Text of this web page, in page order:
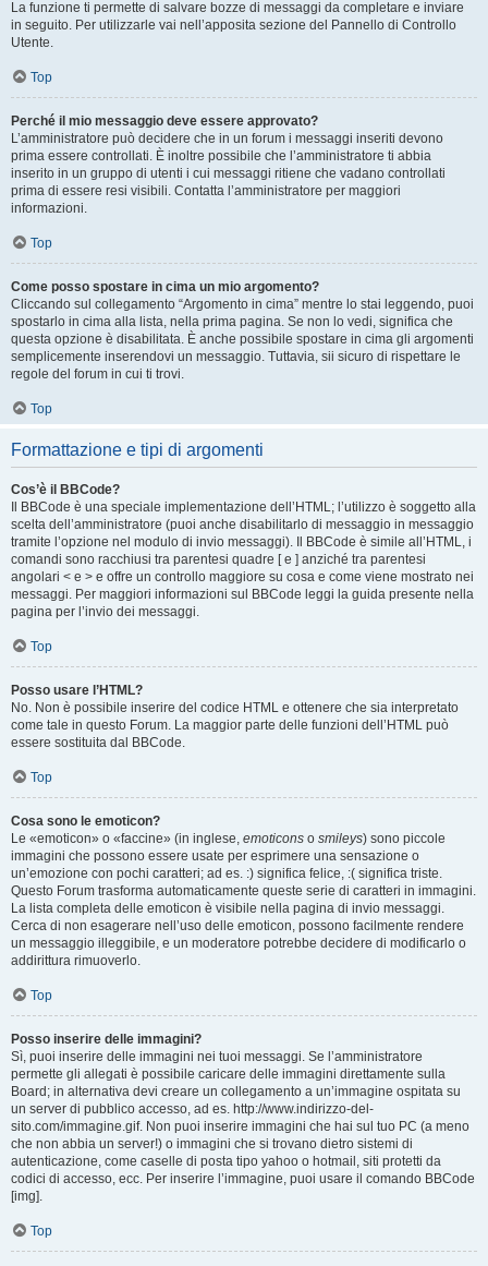
La funzione ti permette di salvare bozze di messaggi da completare e inviare
in seguito. Per utilizzarle vai nell’apposita sezione del Pannello di Controllo
Utente.
Top
Perché il mio messaggio deve essere approvato?
L’amministratore può decidere che in un forum i messaggi inseriti devono
prima essere controllati. È inoltre possibile che l’amministratore ti abbia
inserito in un gruppo di utenti i cui messaggi ritiene che vadano controllati
prima di essere resi visibili. Contatta l’amministratore per maggiori
informazioni.
Top
Come posso spostare in cima un mio argomento?
Cliccando sul collegamento “Argomento in cima” mentre lo stai leggendo, puoi
spostarlo in cima alla lista, nella prima pagina. Se non lo vedi, significa che
questa opzione è disabilitata. È anche possibile spostare in cima gli argomenti
semplicemente inserendovi un messaggio. Tuttavia, sii sicuro di rispettare le
regole del forum in cui ti trovi.
Top
Formattazione e tipi di argomenti
Cos’è il BBCode?
Il BBCode è una speciale implementazione dell’HTML; l’utilizzo è soggetto alla
scelta dell’amministratore (puoi anche disabilitarlo di messaggio in messaggio
tramite l’opzione nel modulo di invio messaggi). Il BBCode è simile all’HTML, i
comandi sono racchiusi tra parentesi quadre [ e ] anziché tra parentesi
angolari < e > e offre un controllo maggiore su cosa e come viene mostrato nei
messaggi. Per maggiori informazioni sul BBCode leggi la guida presente nella
pagina per l’invio dei messaggi.
Top
Posso usare l’HTML?
No. Non è possibile inserire del codice HTML e ottenere che sia interpretato
come tale in questo Forum. La maggior parte delle funzioni dell’HTML può
essere sostituita dal BBCode.
Top
Cosa sono le emoticon?
Le «emoticon» o «faccine» (in inglese, emoticons o smileys) sono piccole
immagini che possono essere usate per esprimere una sensazione o
un’emozione con pochi caratteri; ad es. :) significa felice, :( significa triste.
Questo Forum trasforma automaticamente queste serie di caratteri in immagini.
La lista completa delle emoticon è visibile nella pagina di invio messaggi.
Cerca di non esagerare nell’uso delle emoticon, possono facilmente rendere
un messaggio illeggibile, e un moderatore potrebbe decidere di modificarlo o
addirittura rimuoverlo.
Top
Posso inserire delle immagini?
Sì, puoi inserire delle immagini nei tuoi messaggi. Se l’amministratore
permette gli allegati è possibile caricare delle immagini direttamente sulla
Board; in alternativa devi creare un collegamento a un’immagine ospitata su
un server di pubblico accesso, ad es. http://www.indirizzo-del-
sito.com/immagine.gif. Non puoi inserire immagini che hai sul tuo PC (a meno
che non abbia un server!) o immagini che si trovano dietro sistemi di
autenticazione, come caselle di posta tipo yahoo o hotmail, siti protetti da
codici di accesso, ecc. Per inserire l’immagine, puoi usare il comando BBCode
[img].
Top